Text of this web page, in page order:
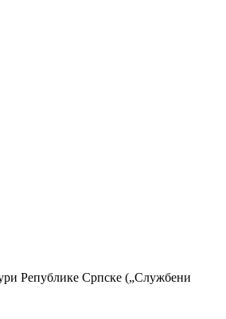
Републике Српске („Службени